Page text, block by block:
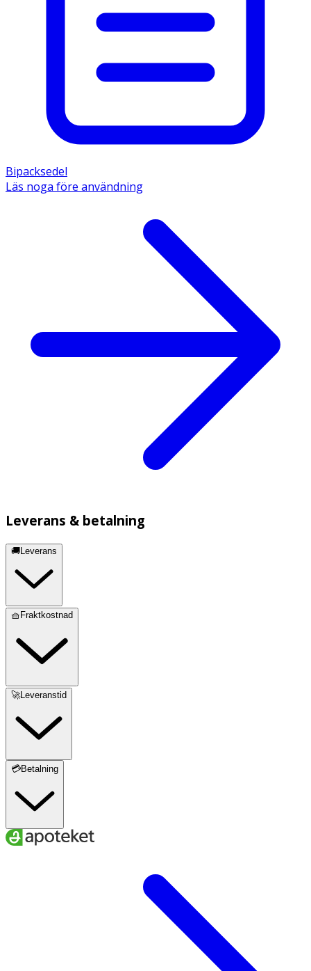
Bipacksedel
Läs noga före användning
Leverans & betalning
🚚Leverans
🧺Fraktkostnad
🚀Leveranstid
💳Betalning